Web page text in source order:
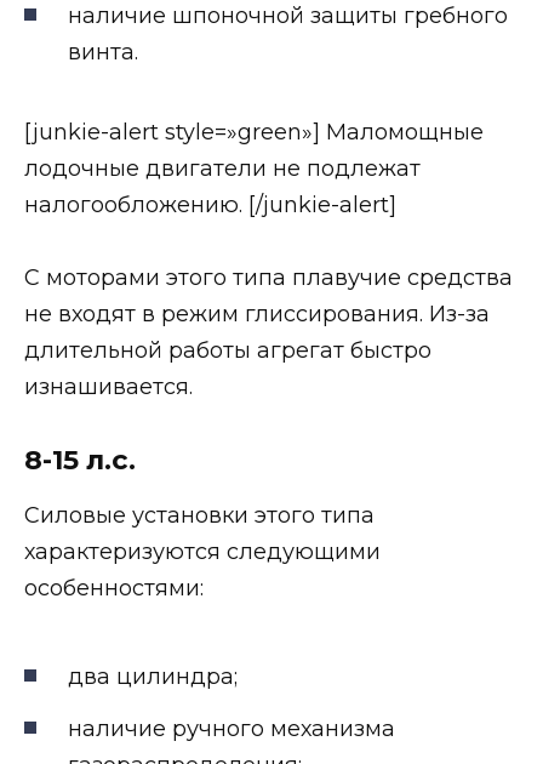
наличие шпоночной защиты гребного
винта.
[junkie-alert style=»green»] Маломощные
лодочные двигатели не подлежат
налогообложению. [/junkie-alert]
С моторами этого типа плавучие средства
не входят в режим глиссирования. Из-за
длительной работы агрегат быстро
изнашивается.
8-15 л.с.
Силовые установки этого типа
характеризуются следующими
особенностями:
два цилиндра;
наличие ручного механизма